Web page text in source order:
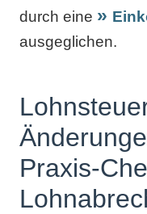
durch eine
ausgeglichen.
Praxis-